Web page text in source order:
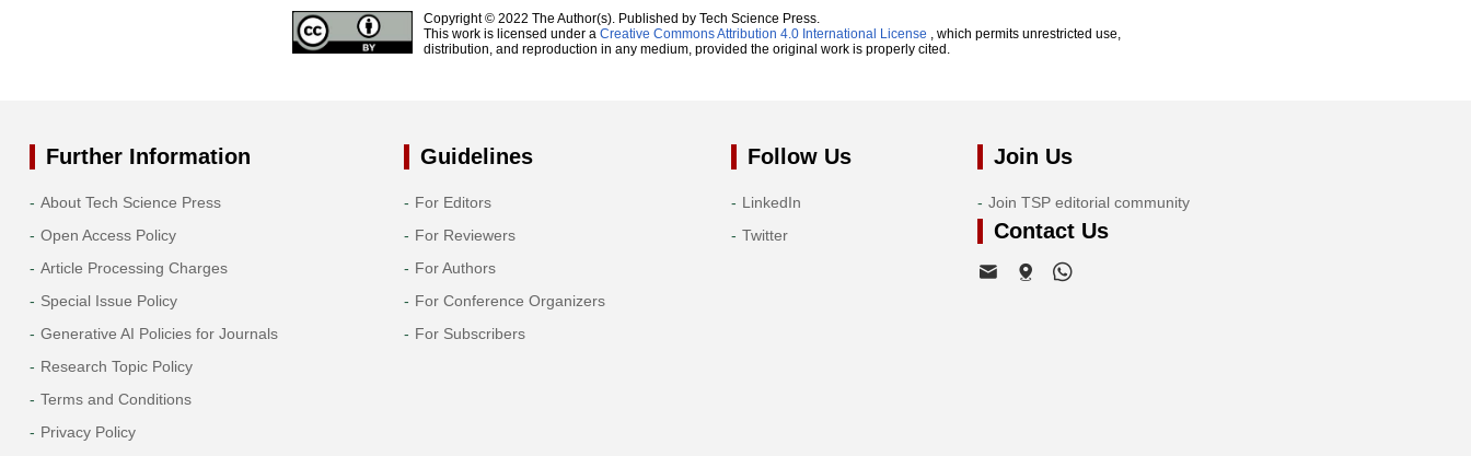
Copyright © 2022 The Author(s). Published by Tech Science Press.
This work is licensed under a Creative Commons Attribution 4.0 International License , which permits unrestricted use,
distribution, and reproduction in any medium, provided the original work is properly cited.
Further Information
About Tech Science Press
Open Access Policy
Article Processing Charges
Special Issue Policy
Generative AI Policies for Journals
Research Topic Policy
Terms and Conditions
Privacy Policy
Guidelines
For Editors
For Reviewers
For Authors
For Conference Organizers
For Subscribers
Follow Us
LinkedIn
Twitter
Join Us
Join TSP editorial community
Contact Us